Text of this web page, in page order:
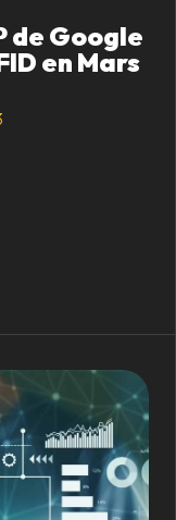
de Google
en Mars